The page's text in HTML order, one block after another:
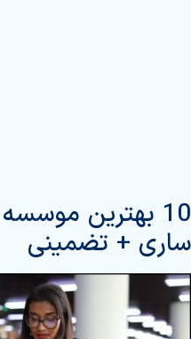
10 بهترین
ساری + تضمینی